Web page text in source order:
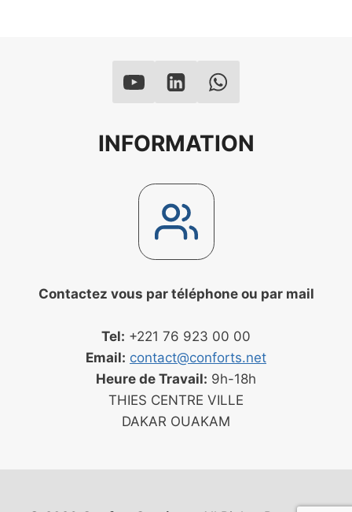
INFORMATION
Contactez vous par téléphone ou par mail
Tel: +221 76 923 00 00
Email: contact@conforts.net
Heure de Travail: 9h-18h
THIES CENTRE VILLE
DAKAR OUAKAM